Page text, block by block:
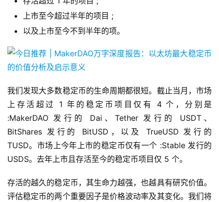
上市至今超过半年的项目 ;
以及上市至今不到半年的项。
我们发现大多数稳定币的生命周期都很短。截止当月，市场
上存活超过 1 年的稳定币项目仅有 4 个，分别是
:MakerDAO 发行的 Dai、Tether 发行的 USDT、
BitShares 发行的 BitUSD，以及 TrueUSD 发行的
TUSD。市场上今年上市的稳定币仅有一个 :Stable 发行的
USDS。去年上市且存活至今的稳定币项目仅 5 个。
存活的越久的稳定币，其生命力越强，也越具有研究价值。
评估稳定币的两个重要因子是价格波动率及其变化。我们将